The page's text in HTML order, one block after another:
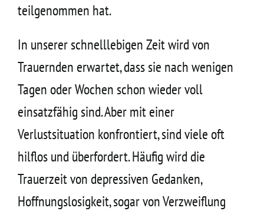
teilgenommen hat.
In unserer schnelllebigen Zeit wird von
Trauernden erwartet, dass sie nach wenigen
Tagen oder Wochen schon wieder voll
einsatzfähig sind. Aber mit einer
Verlustsituation konfrontiert, sind viele oft
hilflos und überfordert. Häufig wird die
Trauerzeit von depressiven Gedanken,
Hoffnungslosigkeit, sogar von Verzweiflung